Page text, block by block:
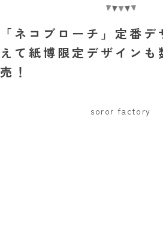
「ネコブローチ」定番デ
えて紙博限定デザインも
売！
soror factory